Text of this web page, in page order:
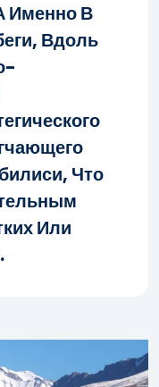
Именно В
Вдоль
Что
Или